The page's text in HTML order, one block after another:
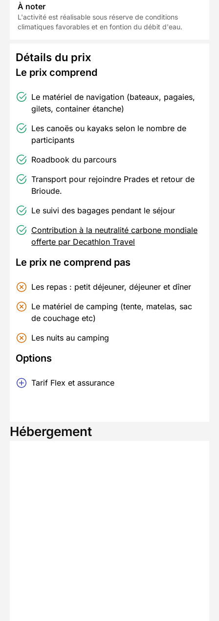
À noter
L'activité est réalisable sous réserve de conditions
climatiques favorables et en fontion du débit d'eau.
Détails du prix
Le prix comprend
Le matériel de navigation (bateaux, pagaies,
gilets, container étanche)
Les canoës ou kayaks selon le nombre de
participants
Roadbook du parcours
Transport pour rejoindre Prades et retour de
Brioude.
Le suivi des bagages pendant le séjour
Contribution à la neutralité carbone mondiale
offerte par Decathlon Travel
Le prix ne comprend pas
Les repas : petit déjeuner, déjeuner et dîner
Le matériel de camping (tente, matelas, sac
de couchage etc)
Les nuits au camping
Options
Tarif Flex et assurance
Hébergement